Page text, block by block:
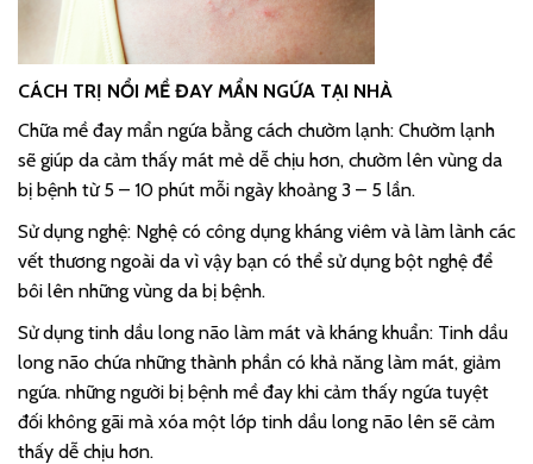
CÁCH TRỊ NỔI MỀ ĐAY MẨN NGỨA TẠI NHÀ
Chữa mề đay mẩn ngứa bằng cách chườm lạnh: Chườm lạnh
sẽ giúp da cảm thấy mát mẻ dễ chịu hơn, chườm lên vùng da
bị bệnh từ 5 – 10 phút mỗi ngày khoảng 3 – 5 lần.
Sử dụng nghệ: Nghệ có công dụng kháng viêm và làm lành các
vết thương ngoài da vì vậy bạn có thể sử dụng bột nghệ để
bôi lên những vùng da bị bệnh.
Sử dụng tinh dầu long não làm mát và kháng khuẩn: Tinh dầu
long não chứa những thành phần có khả năng làm mát, giảm
ngứa. những người bị bệnh mề đay khi cảm thấy ngứa tuyệt
đối không gãi mà xóa một lớp tinh dầu long não lên sẽ cảm
thấy dễ chịu hơn.